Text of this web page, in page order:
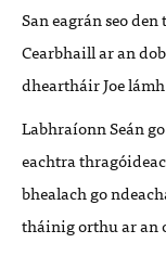
San eagrán seo
Cearbhaill ar an
dheartháir Joe
Labhraíonn Seán
eachtra
bhealach go
tháinig orthu ar an